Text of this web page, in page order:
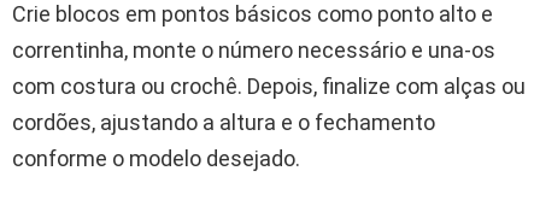
Crie blocos em pontos básicos como ponto alto e
correntinha, monte o número necessário e una-os
com costura ou crochê. Depois, finalize com alças ou
cordões, ajustando a altura e o fechamento
conforme o modelo desejado.